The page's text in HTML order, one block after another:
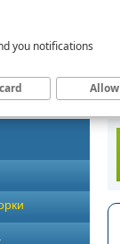
you notifications
Allow